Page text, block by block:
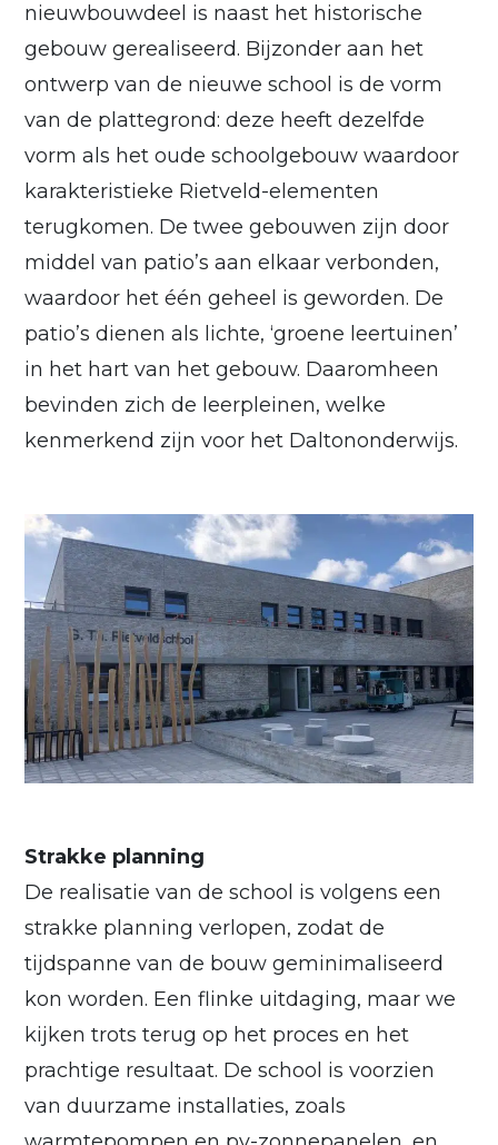
nieuwbouwdeel is naast het historische
gebouw gerealiseerd. Bijzonder aan het
ontwerp van de nieuwe school is de vorm
van de plattegrond: deze heeft dezelfde
vorm als het oude schoolgebouw waardoor
karakteristieke Rietveld-elementen
terugkomen. De twee gebouwen zijn door
middel van patio’s aan elkaar verbonden,
waardoor het één geheel is geworden. De
patio’s dienen als lichte, ‘groene leertuinen’
in het hart van het gebouw. Daaromheen
bevinden zich de leerpleinen, welke
kenmerkend zijn voor het Daltononderwijs.
Strakke planning
De realisatie van de school is volgens een
strakke planning verlopen, zodat de
tijdspanne van de bouw geminimaliseerd
kon worden. Een flinke uitdaging, maar we
kijken trots terug op het proces en het
prachtige resultaat. De school is voorzien
van duurzame installaties, zoals